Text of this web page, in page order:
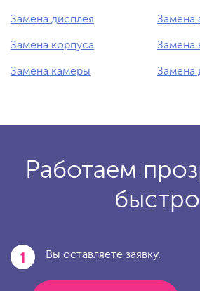
Замена дисплея Замена
Замена корпуса Замена
Замена камеры Замена
Работаем
быстро
1 Вы оставляете заявку.